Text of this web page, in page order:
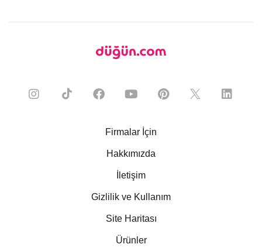
Firmalar İçin
Hakkımızda
İletişim
Gizlilik ve Kullanım
Site Haritası
Ürünler